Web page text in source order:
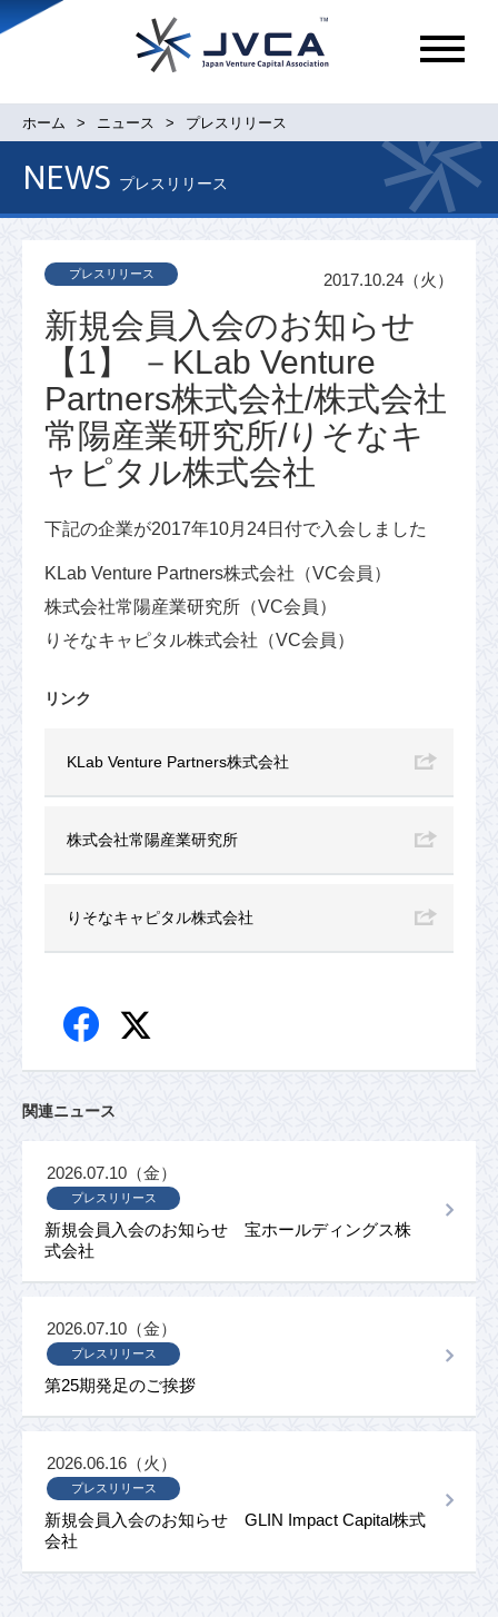
メ
ュ
ホーム ニュース プレスリリース
NEWS プレスリリース
新規会員入会のお知らせ
【1】 －KLab Venture
Partners株式会社/株式会社
常陽産業研究所/りそなキ
ャピタル株式会社
プレスリリース 2017.10.24（火）
下記の企業が2017年10月24日付で入会しました
KLab Venture Partners株式会社（VC会員）
株式会社常陽産業研究所（VC会員）
りそなキャピタル株式会社（VC会員）
リンク
KLab Venture Partners株式会社
株式会社常陽産業研究所
りそなキャピタル株式会社
関連ニュース
新規会員入会のお知らせ 宝ホールディングス株
式会社
プレスリリース
2026.07.10（金）
第25期発足のご挨拶
プレスリリース
2026.07.10（金）
新規会員入会のお知らせ GLIN Impact Capital株式
会社
プレスリリース
2026.06.16（火）